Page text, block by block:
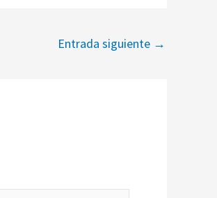
Entrada siguiente →